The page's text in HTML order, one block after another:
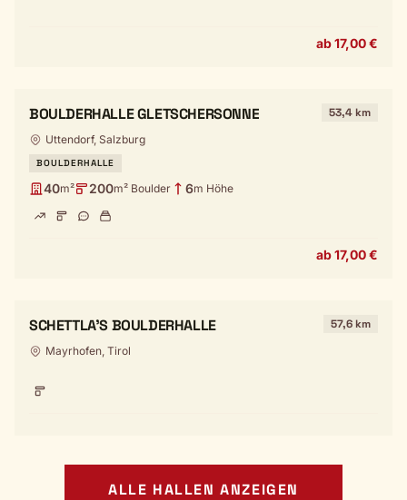
ab 17,00 €
BOULDERHALLE GLETSCHERSONNE 53,4 km
Uttendorf, Salzburg
BOULDERHALLE
40m² 200m² Boulder 6m Höhe
ab 17,00 €
SCHETTLA'S BOULDERHALLE 57,6 km
Mayrhofen, Tirol
ALLE HALLEN ANZEIGEN